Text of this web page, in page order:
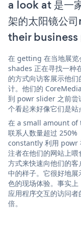
a look at 是一
架的太阳镜公
their business
在 getting 在当地展览
shades 正在寻找一种
的方式向访客展示他
计。他们的
到 powr slider 之前
个看起来好像它们是站
在 a small amount of
联系人数量超过 250%
constantly 利用 powr
注者在他们的网站上
方式来快速向他们的
中的样子。它很好地
色的现场体验。事实
应用程序交互的访问
倍。